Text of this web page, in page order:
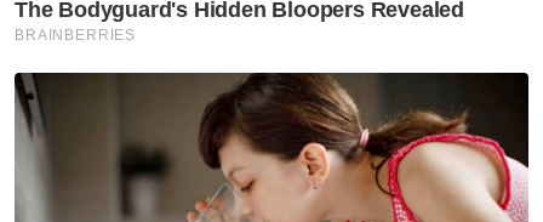
Tidak mungkin kita boleh memberi
sewenang-wenangnya kepada sesiapa,
apatah lagi mengkhianati amanah rakyat,"
katanya.
Muat turun aplikasi Sinar Harian.Klik di sini!